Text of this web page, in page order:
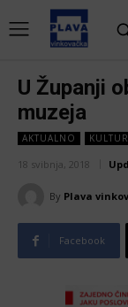
U Županji
muzeja
AKTUALNO
18 svibnja, 2018
By Plava
Facebook